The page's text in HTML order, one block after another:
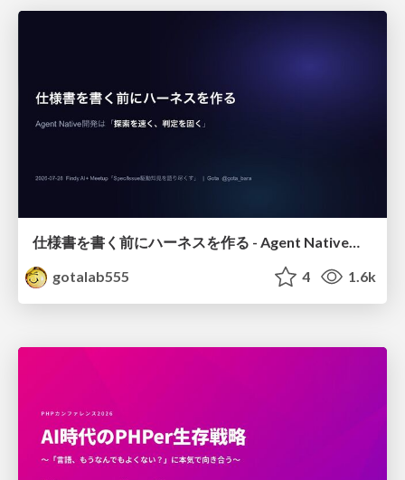
仕様書を書く前にハーネスを作る - Agent Native開発は「探索を速く、判定を固く」
gotalab555
4 1.6k